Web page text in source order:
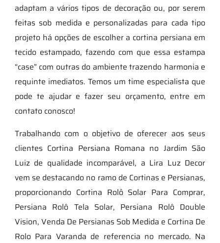
adaptam a vários tipos de decoração ou, por serem
feitas sob medida e personalizadas para cada tipo
projeto há opções de escolher a cortina persiana em
tecido estampado, fazendo com que essa estampa
“case” com outras do ambiente trazendo harmonia e
requinte imediatos. Temos um time especialista que
pode te ajudar e fazer seu orçamento, entre em
contato conosco!
Trabalhando com o objetivo de oferecer aos seus
clientes Cortina Persiana Romana no Jardim São
Luiz de qualidade incomparável, a Lira Luz Decor
vem se destacando no ramo de Cortinas e Persianas,
proporcionando Cortina Rolô Solar Para Comprar,
Persiana Rolô Tela Solar, Persiana Rolô Double
Vision, Venda De Persianas Sob Medida e Cortina De
Rolo Para Varanda de referencia no mercado. Na